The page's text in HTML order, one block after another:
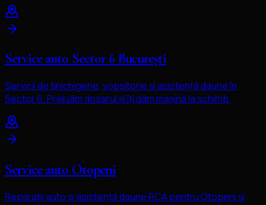
Service auto Sector 6 București
Servicii de tinichigerie, vopsitorie și asistență daune în
Sector 6. Preluăm dosarul și îți dăm mașină la schimb.
Service auto Otopeni
Reparații auto și asistență daune RCA pentru Otopeni și